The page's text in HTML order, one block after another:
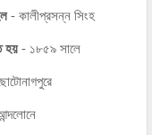
- কালীপ্রসন্ন সিংহ
হয় - ১৮৫৯ সালে